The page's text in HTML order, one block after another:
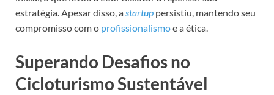
estratégia. Apesar disso, astartup persistiu, mantendo seu
compromisso com o profissionalismoe a ética.
Superando Desafios no
Cicloturismo Sustentável